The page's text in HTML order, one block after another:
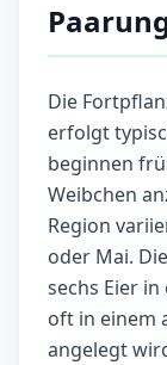
Die
erfolgt
beginnen
Weibchen
Region
oder Mai.
sechs Eier
oft in einem
angelegt